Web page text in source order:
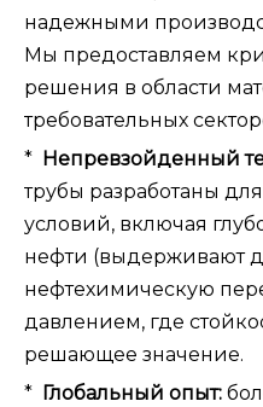
надежными
Мы предоставляем
решения в области
требовательных
* Непревзойденный
трубы разработаны
условий, включая
нефти (выдерживают
нефтехимическую
давлением, где
решающее значение.
* Глобальный опыт: